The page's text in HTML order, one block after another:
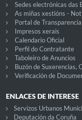
Sedes electrónicas das
As miñas xestións -
Portal de Transparencia
Impresos xerais
Calendario Oficial
Perfil do Contratante
Taboleiro de Anuncios
Buzón de Suxerencias,
Verificación de
ENLACES DE INTERESE
Servizos Urbanos
Deputación da Coruña